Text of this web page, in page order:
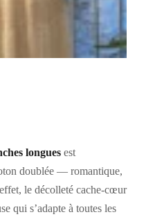
longues est
doublée — romantique,
le décolleté cache-cœur
qui s’adapte à toutes les